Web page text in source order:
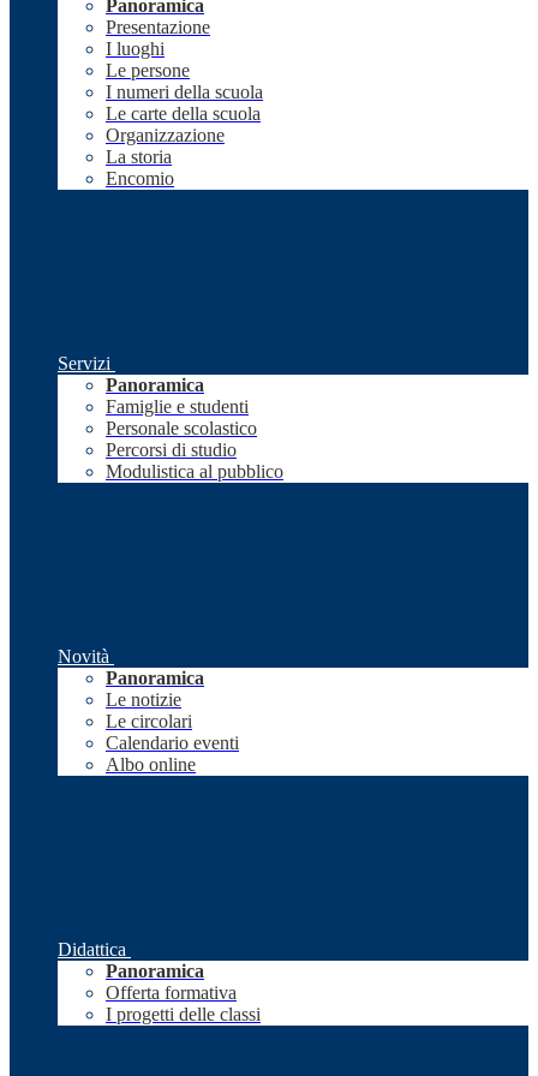
Panoramica
Presentazione
I luoghi
Le persone
I numeri della scuola
Le carte della scuola
Organizzazione
La storia
Encomio
Servizi
Panoramica
Famiglie e studenti
Personale scolastico
Percorsi di studio
Modulistica al pubblico
Novità
Panoramica
Le notizie
Le circolari
Calendario eventi
Albo online
Didattica
Panoramica
Offerta formativa
I progetti delle classi